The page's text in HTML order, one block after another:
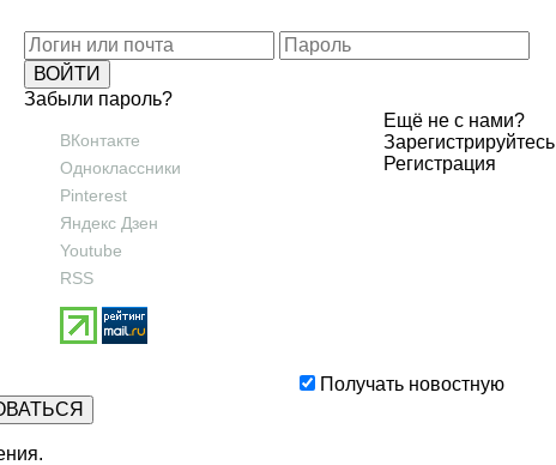
ВКонтакте
Одноклассники
Pinterest
Яндекс Дзен
Youtube
RSS
Забыли пароль?
Ещё не с нами?
Зарегистрируйтесь
Регистрация
Получать новостную
.